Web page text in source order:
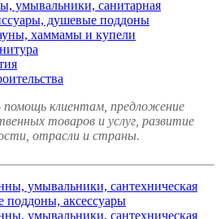
умывальники, санитарная
душевые поддоны
хаммамы и купели
помощь клиентам, предложение
товаров и услуг, развитие
отрасли и страны.